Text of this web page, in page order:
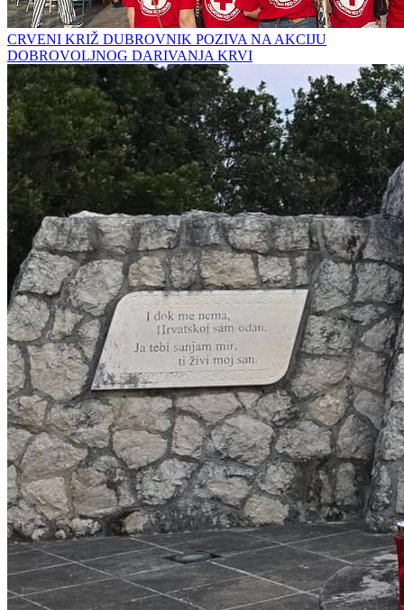
CRVENI KRIŽ DUBROVNIK POZIVA NA AKCIJU
DOBROVOLJNOG DARIVANJA KRVI